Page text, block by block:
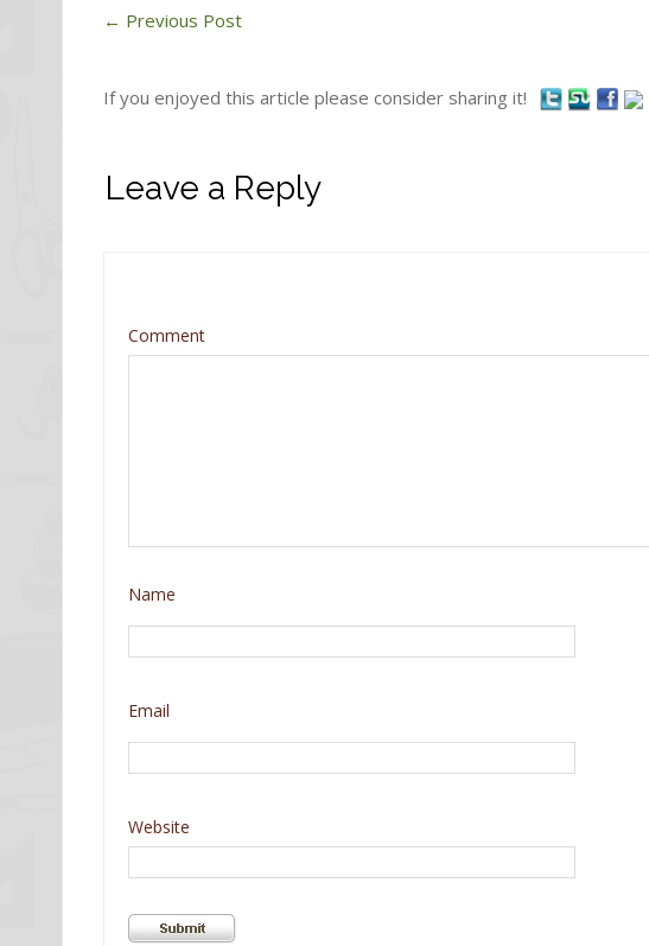
← Previous Post
If you enjoyed this article please consider sharing it!
Leave a Reply
Comment
Name
Email
Website